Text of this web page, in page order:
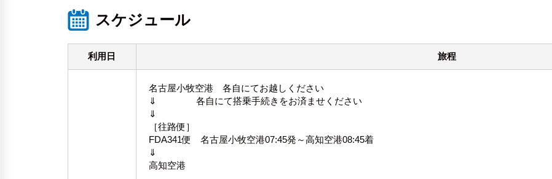
スケジュール
利用日 旅程
名古屋小牧空港 各自にてお越しください
⇓ 各自にて搭乗手続きをお済ませください
⇓
［往路便］
FDA341便 名古屋小牧空港07:45発～高知空港08:45着
⇓
高知空港